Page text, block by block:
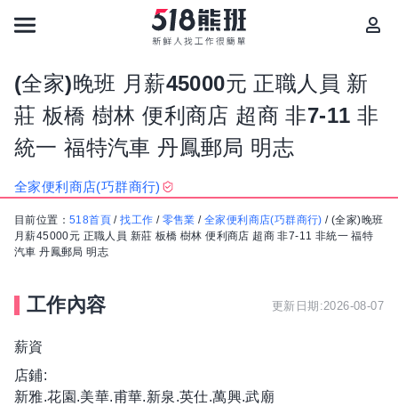
(全家)晚班 月薪45000元 正職人員 新
莊 板橋 樹林 便利商店 超商 非7-11 非
統一 福特汽車 丹鳳郵局 明志
全家便利商店(巧群商行)
目前位置： 518首頁 /找工作 / 零售業 /全家便利商店(巧群商行) /(全家)晚班
月薪45000元 正職人員 新莊 板橋 樹林 便利商店 超商 非7-11 非統一 福特
汽車 丹鳳郵局 明志
工作內容 更新日期:2026-08-07
薪資
店鋪:
新雅.花園.美華.甫華.新泉.英仕.萬興.武廟